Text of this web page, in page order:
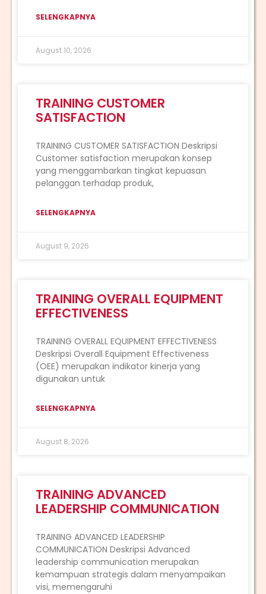
SELENGKAPNYA
August 10, 2026
TRAINING CUSTOMER
SATISFACTION
TRAINING CUSTOMER SATISFACTION Deskripsi
Customer satisfaction merupakan konsep
yang menggambarkan tingkat kepuasan
pelanggan terhadap produk,
SELENGKAPNYA
August 9, 2026
TRAINING OVERALL EQUIPMENT
EFFECTIVENESS
TRAINING OVERALL EQUIPMENT EFFECTIVENESS
Deskripsi Overall Equipment Effectiveness
(OEE) merupakan indikator kinerja yang
digunakan untuk
SELENGKAPNYA
August 8, 2026
TRAINING ADVANCED
LEADERSHIP COMMUNICATION
TRAINING ADVANCED LEADERSHIP
COMMUNICATION Deskripsi Advanced
leadership communication merupakan
kemampuan strategis dalam menyampaikan
visi, memengaruhi